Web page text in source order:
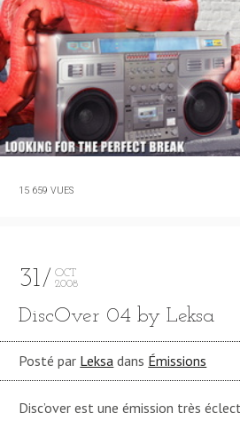
15 659 VUES
31
OCT
2008
DiscOver 04 by Leksa
Posté par Leksa dans Émissions
Disc’over est une émission très